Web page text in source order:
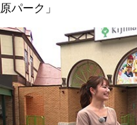
原パーク」